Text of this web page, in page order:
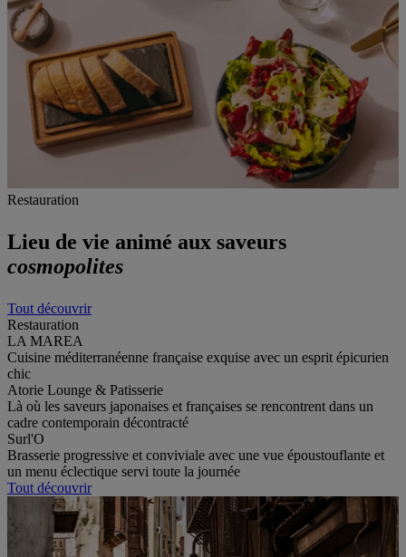
Restauration
Lieu de vie animé aux saveurs
cosmopolites
Tout découvrir
Restauration
LA MAREA
Cuisine méditerranéenne française exquise avec un esprit épicurien
chic
Atorie Lounge & Patisserie
Là où les saveurs japonaises et françaises se rencontrent dans un
cadre contemporain décontracté
Surl'O
Brasserie progressive et conviviale avec une vue époustouflante et
un menu éclectique servi toute la journée
Tout découvrir